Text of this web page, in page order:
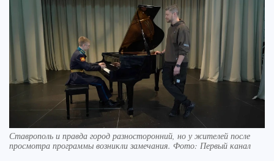
Ставрополь и правда город разносторонний, но у жителей после
просмотра программы возникли замечания. Фото: Первый канал